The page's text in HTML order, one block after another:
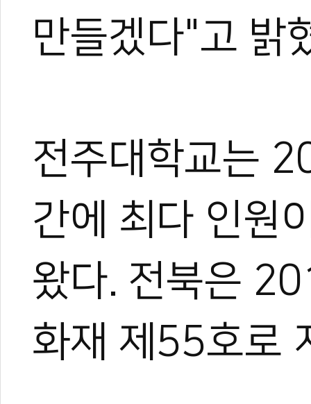
만들겠다"고 밝
전주대학교는
간에 최다 인원
왔다. 전북은
화재 제55호로